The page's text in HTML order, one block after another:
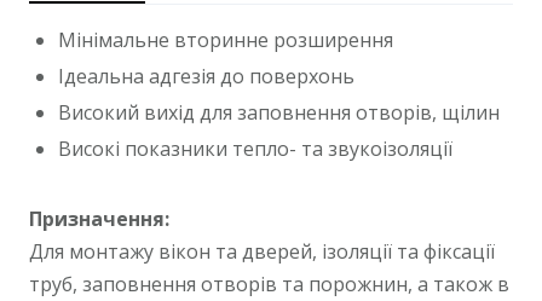
Мінімальне вторинне розширення
Ідеальна адгезія до поверхонь
Високий вихід для заповнення отворів, щілин
Високі показники тепло- та звукоізоляції
Призначення:
Для монтажу вікон та дверей, ізоляції та фіксації
труб, заповнення отворів та порожнин, а також в